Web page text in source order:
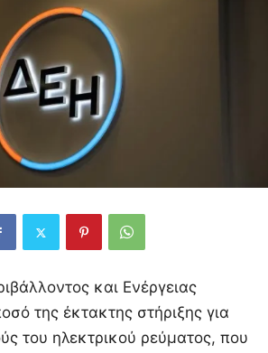
και Ενέργειας
της έκτακτης στήριξης για
του ηλεκτρικού ρεύματος, που